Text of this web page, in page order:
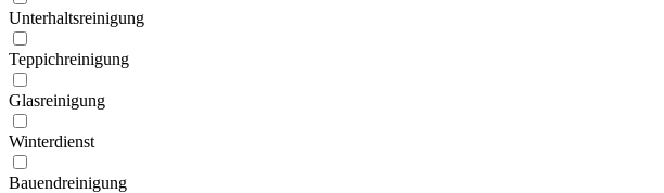
Unterhalts­reinigung
Teppich­reinigung
Glas­reinigung
Winter­dienst
Bauend­reinigung